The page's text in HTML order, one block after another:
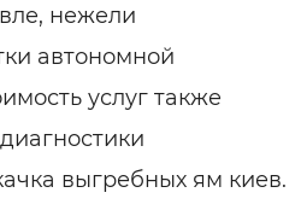
нежели
автономной
услуг также
выгребных ям киев.